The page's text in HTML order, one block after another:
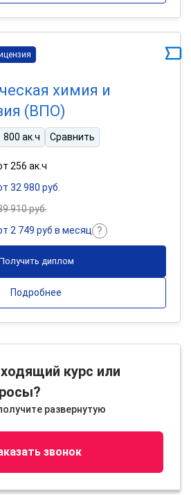
химия и
(ВПО)
800 ак.ч Сравнить
256 ак.ч
32 980 руб.
910 руб.
2 749 руб в месяц
диплом
Подробнее
курс или
развернутую
звонок